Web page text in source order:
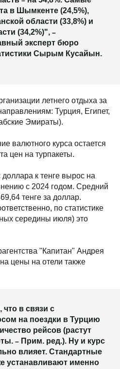
в Шымкенте (24,5%),
области (33,8%) и
(34,2%)", –
эксперт бюро
Сырым Кусайын.
летнего отдыха за
Турция, Египет,
Эмираты).
валютного курса остается
цен на турпакеты.
к тенге вырос на
с 2024 годом. Средний
тенге за доллар.
по статистике
середины июля) это
"Капитан" Андрея
цены на отели также
в связи с
на поездки в Турцию
рейсов (растут
– Прим. ред.). Ну и курс
влияет. Стандартные
устанавливают именно